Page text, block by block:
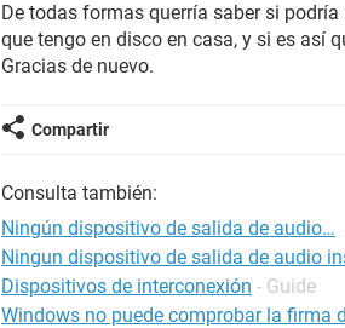
De todas formas querría saber si
que tengo en disco en casa, y si es así
Gracias de nuevo.
Compartir
Consulta también:
Ningún dispositivo de salida de audio…
Ningun dispositivo de salida de audio
Dispositivos de interconexión - Guide
Windows no puede comprobar la firma